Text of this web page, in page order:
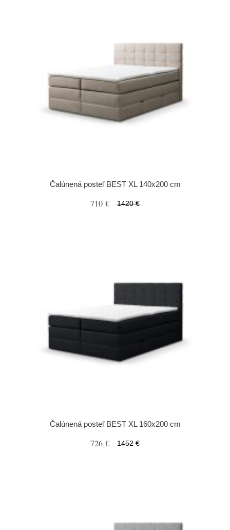
Čalúnená posteľ BEST XL 140x200 cm
710 € 1420 €
Čalúnená posteľ BEST XL 160x200 cm
726 € 1452 €